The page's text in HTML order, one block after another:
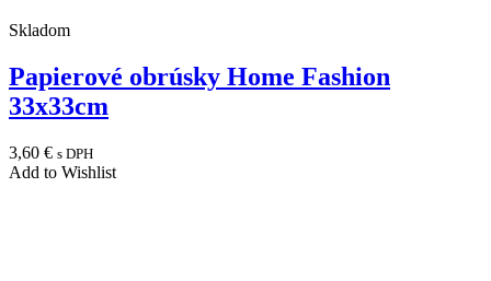
Skladom
Papierové obrúsky Home Fashion
33x33cm
3,60 € s DPH
Add to Wishlist